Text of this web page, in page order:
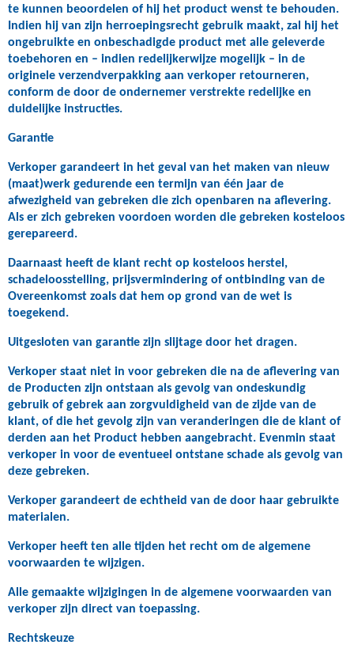
te kunnen beoordelen of hij het product wenst te behouden.
Indien hij van zijn herroepingsrecht gebruik maakt, zal hij het
ongebruikte en onbeschadigde product met alle geleverde
toebehoren en – indien redelijkerwijze mogelijk – in de
originele verzendverpakking aan verkoper retourneren,
conform de door de ondernemer verstrekte redelijke en
duidelijke instructies.
Garantie
Verkoper garandeert in het geval van het maken van nieuw
(maat)werk gedurende een termijn van één jaar de
afwezigheid van gebreken die zich openbaren na aflevering.
Als er zich gebreken voordoen worden die gebreken kosteloos
gerepareerd.
Daarnaast heeft de klant recht op kosteloos herstel,
schadeloosstelling, prijsvermindering of ontbinding van de
Overeenkomst zoals dat hem op grond van de wet is
toegekend.
Uitgesloten van garantie zijn slijtage door het dragen.
Verkoper staat niet in voor gebreken die na de aflevering van
de Producten zijn ontstaan als gevolg van ondeskundig
gebruik of gebrek aan zorgvuldigheid van de zijde van de
klant, of die het gevolg zijn van veranderingen die de klant of
derden aan het Product hebben aangebracht. Evenmin staat
verkoper in voor de eventueel ontstane schade als gevolg van
deze gebreken.
Verkoper garandeert de echtheid van de door haar gebruikte
materialen.
Verkoper heeft ten alle tijden het recht om de algemene
voorwaarden te wijzigen.
Alle gemaakte wijzigingen in de algemene voorwaarden van
verkoper zijn direct van toepassing.
Rechtskeuze